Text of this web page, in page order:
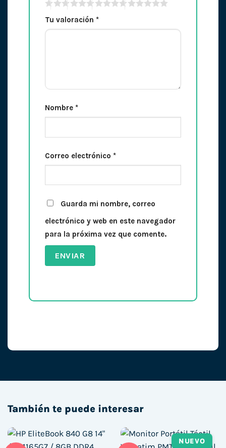
Tu valoración *
Nombre *
Correo electrónico *
Guarda mi nombre, correo
electrónico y web en este navegador
para la próxima vez que comente.
También te puede interesar
NUEVO